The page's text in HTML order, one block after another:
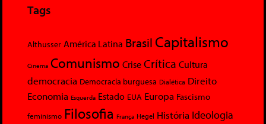
Tags
Althusser América Latina Brasil Capitalismo
Cinema Comunismo Crise Crítica Cultura
democracia Democracia burguesa Dialética Direito
Economia Esquerda Estado EUA Europa Fascismo
feminismo Filosofia França Hegel História Ideologia